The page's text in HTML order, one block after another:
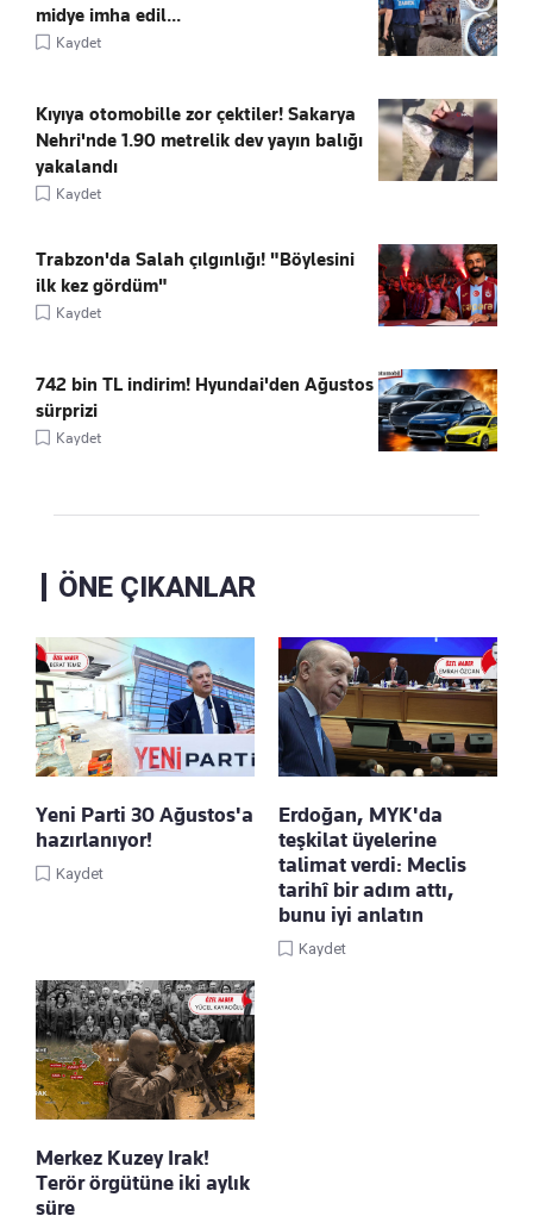
midye imha edil...
Kaydet
Kıyıya otomobille zor çektiler! Sakarya
Nehri'nde 1.90 metrelik dev yayın balığı
yakalandı
Kaydet
Trabzon'da Salah çılgınlığı! "Böylesini
ilk kez gördüm"
Kaydet
742 bin TL indirim! Hyundai'den Ağustos
sürprizi
Kaydet
ÖNE ÇIKANLAR
Yeni Parti 30 Ağustos'a
hazırlanıyor!
Kaydet
Erdoğan, MYK'da
teşkilat üyelerine
talimat verdi: Meclis
tarihî bir adım attı,
bunu iyi anlatın
Kaydet
Merkez Kuzey Irak!
Terör örgütüne iki aylık
süre